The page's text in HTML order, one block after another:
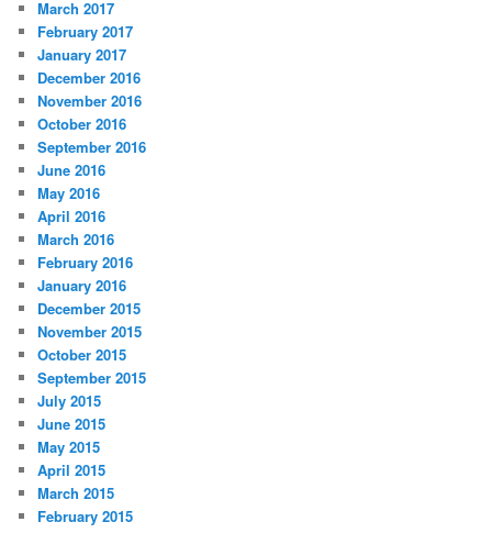
March 2017
February 2017
January 2017
December 2016
November 2016
October 2016
September 2016
June 2016
May 2016
April 2016
March 2016
February 2016
January 2016
December 2015
November 2015
October 2015
September 2015
July 2015
June 2015
May 2015
April 2015
March 2015
February 2015